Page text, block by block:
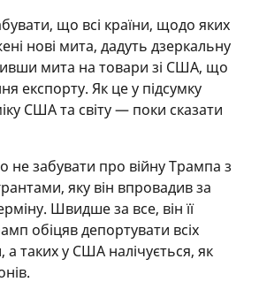
що всі країни, щодо яких
нові мита, дадуть дзеркальну
мита на товари зі США, що
експорту. Як це у підсумку
США та світу — поки сказати
не забувати про війну Трампа з
яку він впровадив за
Швидше за все, він її
обіцяв депортувати всіх
а таких у США налічується, як